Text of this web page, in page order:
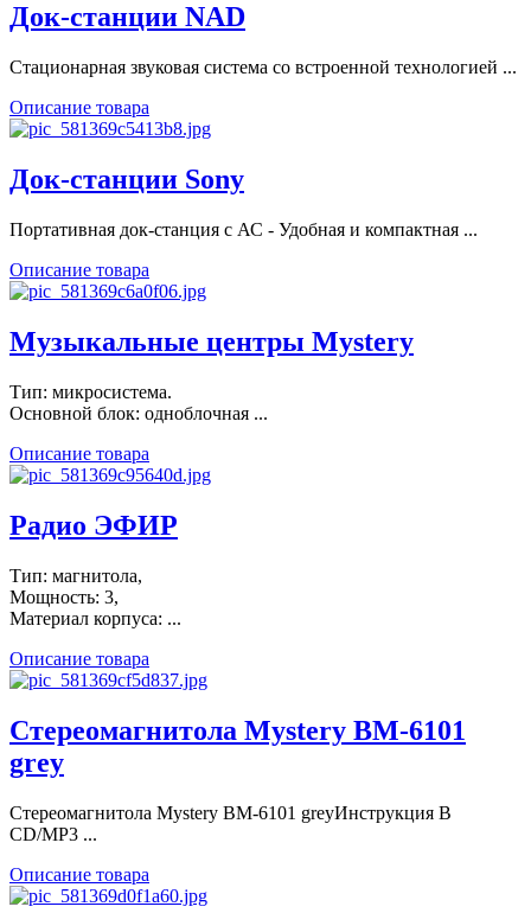
Док-станции NAD
Стационарная звуковая система со встроенной технологией ...
Описание товара
Док-станции Sony
Портативная док-станция с АС - Удобная и компактная ...
Описание товара
Музыкальные центры Mystery
Тип: микросистема.
Основной блок: одноблочная ...
Описание товара
Радио ЭФИР
Тип: магнитола,
Мощность: 3,
Материал корпуса: ...
Описание товара
Стереомагнитола Mystery BM-6101
grey
Стереомагнитола Mystery BM-6101 greyИнструкция В
CD/MP3 ...
Описание товара